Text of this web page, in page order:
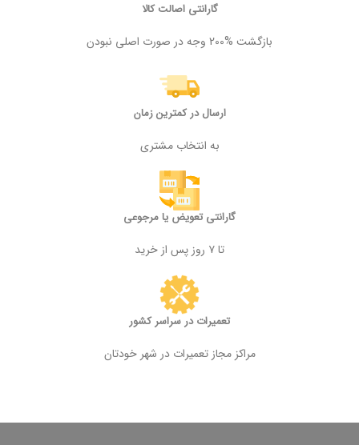
گارانتی اصالت کالا
بازگشت %200 وجه در صورت اصلی نبودن
ارسال در کمترین زمان
به انتخاب مشتری
گارانتی تعویض یا مرجوعی
تا ۷ روز پس از خرید
تعمیرات در سراسر کشور
مراکز مجاز تعمیرات در شهر خودتان